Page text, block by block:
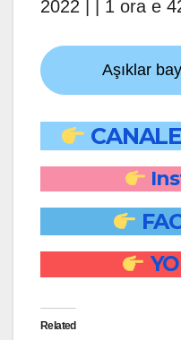
2022 | | 1 ora e
Aşıklar
Related